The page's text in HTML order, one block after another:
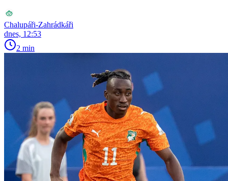
Chalupáři-Zahrádkáři
dnes, 12:53
2 min